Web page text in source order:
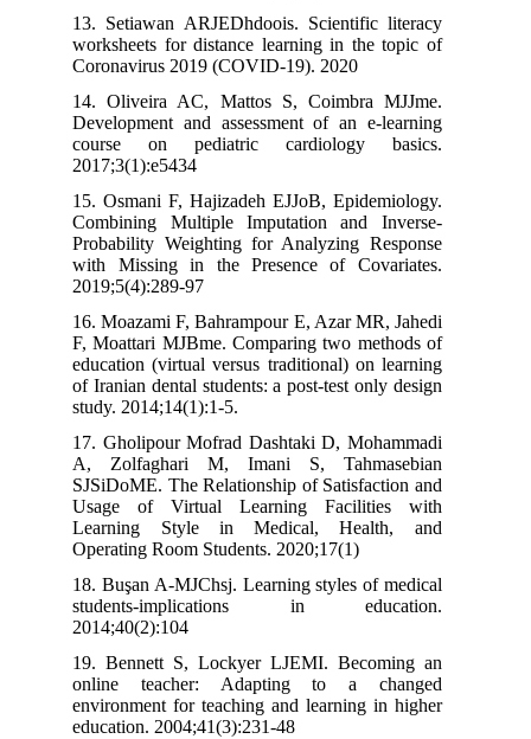
13. Setiawan ARJEDhdoois. Scientific literacy
worksheets for distance learning in the topic of
Coronavirus 2019 (COVID-19). 2020
14. Oliveira AC, Mattos S, Coimbra MJJme.
Development and assessment of an e-learning
course on pediatric cardiology basics.
2017;3(1):e5434
15. Osmani F, Hajizadeh EJJoB, Epidemiology.
Combining Multiple Imputation and Inverse-
Probability Weighting for Analyzing Response
with Missing in the Presence of Covariates.
2019;5(4):289-97
16. Moazami F, Bahrampour E, Azar MR, Jahedi
F, Moattari MJBme. Comparing two methods of
education (virtual versus traditional) on learning
of Iranian dental students: a post-test only design
study. 2014;14(1):1-5.
17. Gholipour Mofrad Dashtaki D, Mohammadi
A, Zolfaghari M, Imani S, Tahmasebian
SJSiDoME. The Relationship of Satisfaction and
Usage of Virtual Learning Facilities with
Learning Style in Medical, Health, and
Operating Room Students. 2020;17(1)
18. Buşan A-MJChsj. Learning styles of medical
students-implications in education.
2014;40(2):104
19. Bennett S, Lockyer LJEMI. Becoming an
online teacher: Adapting to a changed
environment for teaching and learning in higher
education. 2004;41(3):231-48